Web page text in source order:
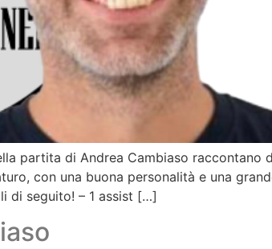
partita di Andrea Cambiaso raccontano
con una buona personalità e una
di seguito! – 1 assist […]